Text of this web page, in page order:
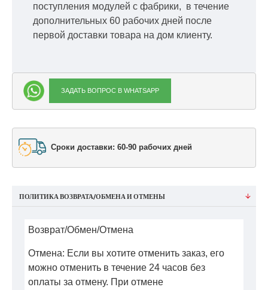
поступления модулей с фабрики, в течение
дополнительных 60 рабочих дней после
первой доставки товара на дом клиенту.
ЗАДАТЬ ВОПРОС В WHATSAPP
Сроки доставки: 60-90 рабочих дней
ПОЛИТИКА ВОЗВРАТА/ОБМЕНА И ОТМЕНЫ
Возврат/Обмен/Отмена
Отмена: Если вы хотите отменить заказ, его
можно отменить в течение 24 часов без
оплаты за отмену. При отмене